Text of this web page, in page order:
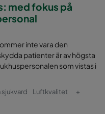
med fokus på
inte vara den
patienter är av högsta
som vistas i
Luftkvalitet +